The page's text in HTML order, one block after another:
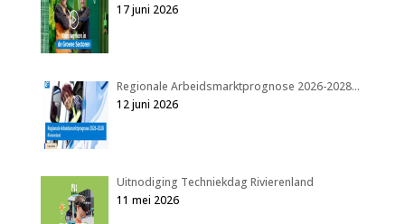
17 juni 2026
Regionale Arbeidsmarktprognose 2026-2028…
12 juni 2026
Uitnodiging Techniekdag Rivierenland
11 mei 2026